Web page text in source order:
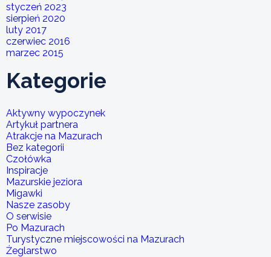
styczeń 2023
sierpień 2020
luty 2017
czerwiec 2016
marzec 2015
Kategorie
Aktywny wypoczynek
Artykuł partnera
Atrakcje na Mazurach
Bez kategorii
Czołówka
Inspiracje
Mazurskie jeziora
Migawki
Nasze zasoby
O serwisie
Po Mazurach
Turystyczne miejscowości na Mazurach
Żeglarstwo